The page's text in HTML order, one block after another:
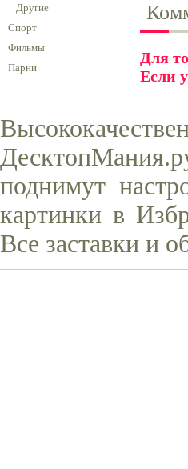
Другие
Спорт
Фильмы
Парни
Для
Если
поднимут
картинки в
Все заставки и